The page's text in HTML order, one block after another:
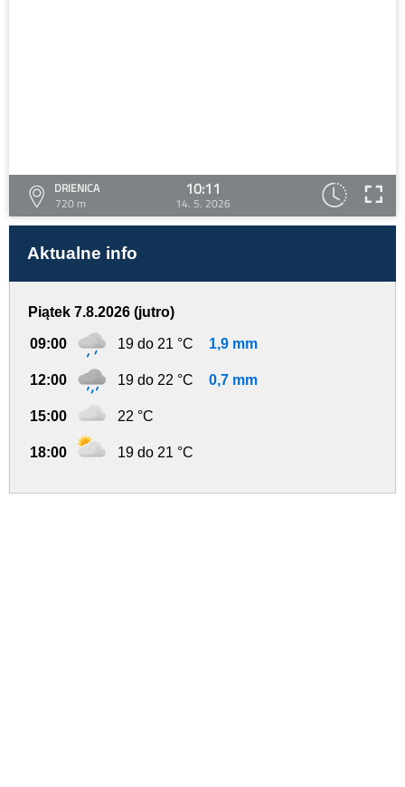
DRIENICA
720 m
10:11
14. 5. 2026
Aktualne info
Piątek 7.8.2026 (jutro)
09:00 19 do 21 °C 1,9 mm
12:00 19 do 22 °C 0,7 mm
15:00 22 °C
18:00 19 do 21 °C